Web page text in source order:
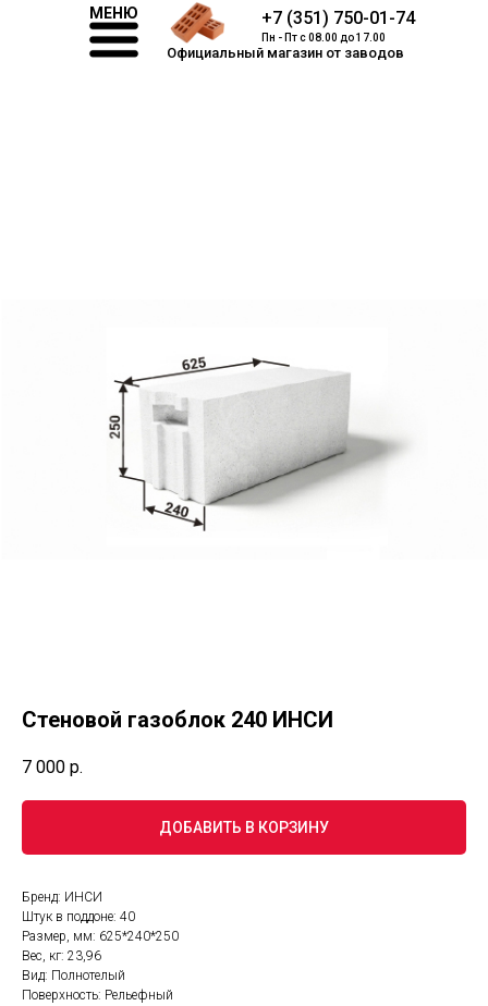
Официальный магазин от заводов
МЕНЮ +7 (351) 750-01-74
Пн - Пт с 08.00 до 17.00
Стеновой газоблок 240 ИНСИ
7 000 р.
ДОБАВИТЬ В КОРЗИНУ
Бренд: ИНСИ
Штук в поддоне: 40
Размер, мм: 625*240*250
Вес, кг: 23,96
Вид: Полнотелый
Поверхность: Рельефный